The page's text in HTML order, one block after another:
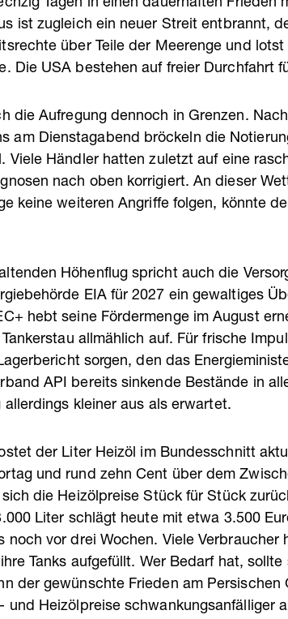
Tagen in einen dauerhaften Frieden
ist zugleich ein neuer Streit entbrannt,
über Teile der Meerenge und
Die USA bestehen auf freier Durchfahrt
die Aufregung dennoch in Grenzen.
am Dienstagabend bröckeln die
Viele Händler hatten zuletzt auf eine
nach oben korrigiert. An dieser
keine weiteren Angriffe folgen, könnte
Höhenflug spricht auch die
EIA für 2027 ein gewaltiges
hebt seine Fördermenge im August
allmählich auf. Für frische
sorgen, den das
API bereits sinkende Bestände in
allerdings kleiner aus als erwartet.
der Liter Heizöl im Bundesschnitt
und rund zehn Cent über dem
die Heizölpreise Stück für Stück
Liter schlägt heute mit etwa 3.500
noch vor drei Wochen. Viele
Tanks aufgefüllt. Wer Bedarf hat,
der gewünschte Frieden am Persischen
und Heizölpreise schwankungsanfälliger